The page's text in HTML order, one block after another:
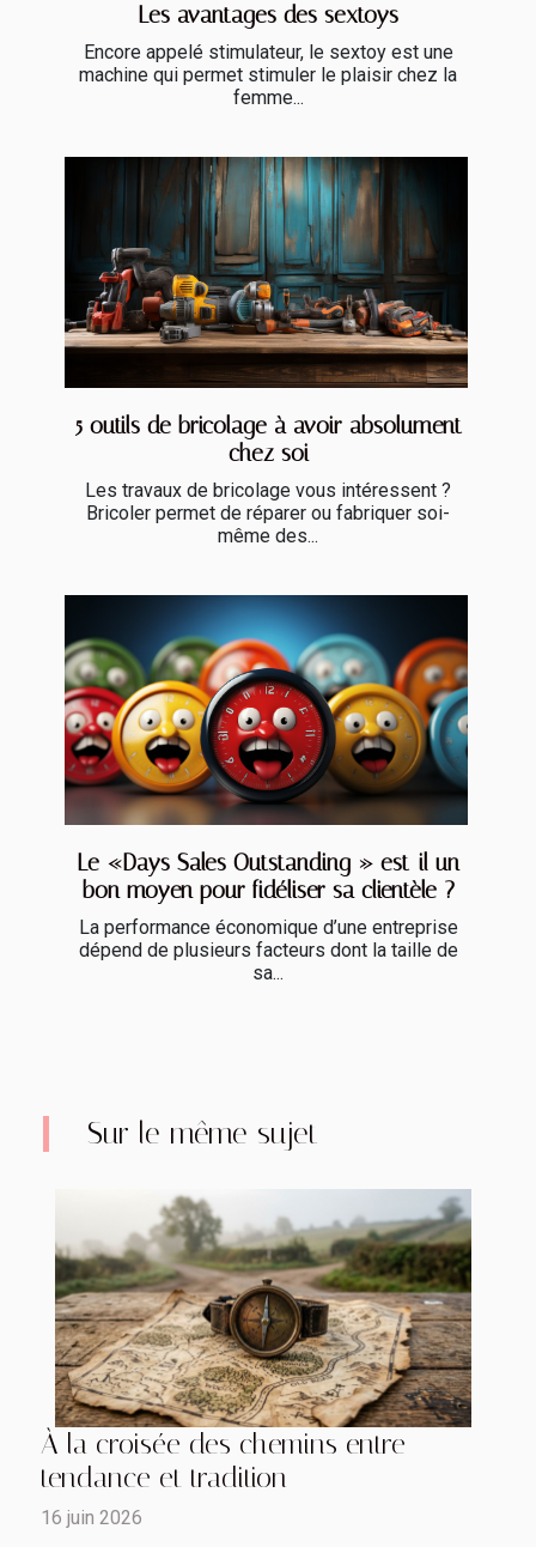
Les avantages des sextoys
Encore appelé stimulateur, le sextoy est une
machine qui permet stimuler le plaisir chez la
femme...
5 outils de bricolage à avoir absolument
chez soi
Les travaux de bricolage vous intéressent ?
Bricoler permet de réparer ou fabriquer soi-
même des...
Le «Days Sales Outstanding » est-il un
bon moyen pour fidéliser sa clientèle ?
La performance économique d’une entreprise
dépend de plusieurs facteurs dont la taille de
sa...
Sur le même sujet
À la croisée des chemins entre
tendance et tradition
16 juin 2026